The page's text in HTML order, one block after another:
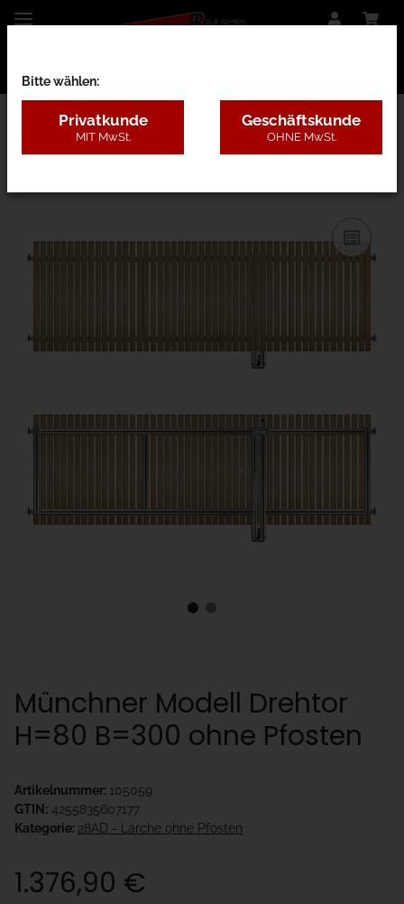
28AD - Lärche ohne Pfosten
Münchner Modell Drehtor
H=80 B=300 ohne Pfosten
Artikelnummer: 105059
GTIN: 4255835607177
Kategorie: 28AD - Lärche ohne Pfosten
1.376,90 €
Bitte wählen:
Privatkunde
MIT MwSt.
Geschäftskunde
OHNE MwSt.